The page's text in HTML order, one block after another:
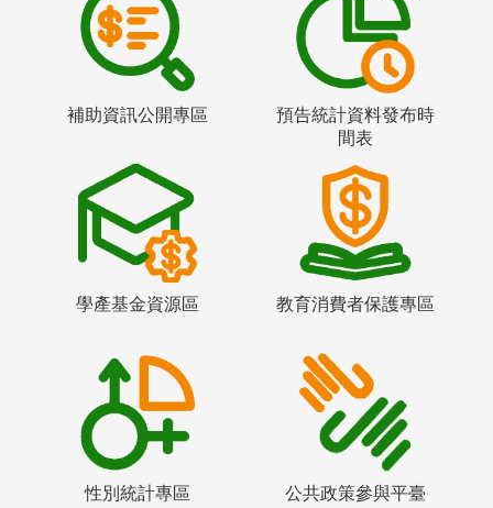
補助資訊公開專區
預告統計資料發布時
間表
學產基金資源區 教育消費者保護專區
性別統計專區 公共政策參與平臺